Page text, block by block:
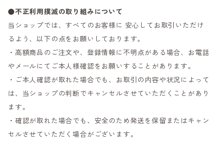
●不正利用撲滅の取り組みについて
当ショップでは、すべてのお客様に 安心してお取引いただけ
るよう、以下の点をお願いしております。
・高額商品のご注文や、登録情報に不明点がある場合、お電話
やメールにてご本人様確認をお願いすることがあります。
・ご本人確認が取れた場合でも、お取引の内容や状況によって
は、当ショップの判断でキャンセルさせていただくことがあり
ます。
・確認が取れた場合でも、安全のため発送を保留またはキャン
セルさせていただく場合がございます。